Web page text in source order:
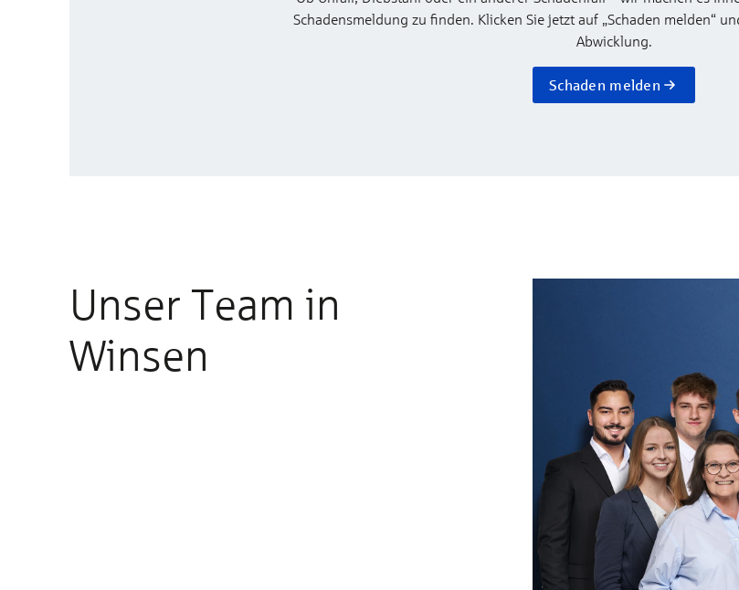
Schadensmeldung zu finden. Klicken Sie jetzt auf „Schaden melden“
Abwicklung.
Schaden melden
Unser Team in
Winsen